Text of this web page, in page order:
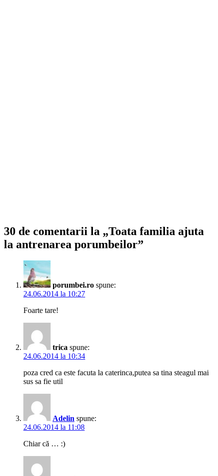
30 de comentarii la „Toata familia ajuta
la antrenarea porumbeilor”
porumbei.ro spune:
24.06.2014 la 10:27
Foarte tare!
trica spune:
24.06.2014 la 10:34
poza cred ca este facuta la caterinca,putea sa tina steagul mai
sus sa fie util
Adelin spune:
24.06.2014 la 11:08
Chiar că … :)